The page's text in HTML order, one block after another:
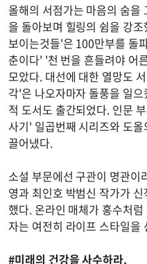
올해의 서점가는 마음의 숨을
을 돌아보며 힐링의 쉼을 강
보이는것들'은 100만부를 돌
춘이다' '천 번을 흔들려야 어
모았다. 대선에 대한 열망도
각'은 나오자마자 돌풍을 일
적 도서도 출간되었다. 인문
사기' 일곱번째 시리즈와 도
끌어냈다.
소설 부문에선 구관이 명관이
영과 최인호 박범신 작가가
했다. 온라인 매체가 홍수처
자는 여전히 라이프 스타일을
#미래의 건강을 사수하라.